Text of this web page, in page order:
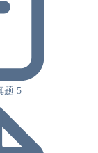
题 5